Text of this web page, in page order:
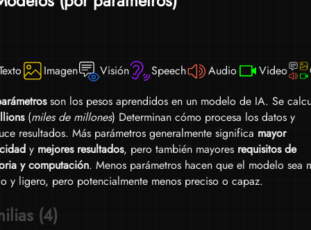
Imagen Visión Speech Audio Video
son los pesos aprendidos en un modelo de IA. Se
(miles de millones) Determinan cómo procesa los datos y
resultados. Más parámetros generalmente significa mayor
y mejores resultados, pero también mayores requisitos de
y computación. Menos parámetros hacen que el modelo sea
y ligero, pero potencialmente menos preciso o capaz.
(4)